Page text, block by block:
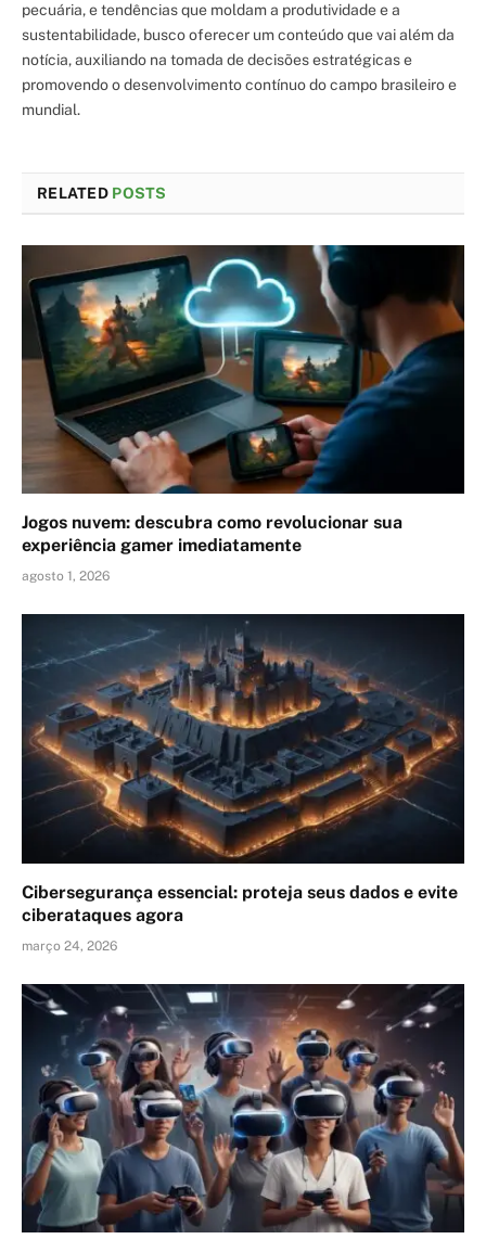
pecuária, e tendências que moldam a produtividade e a
sustentabilidade, busco oferecer um conteúdo que vai além da
notícia, auxiliando na tomada de decisões estratégicas e
promovendo o desenvolvimento contínuo do campo brasileiro e
mundial.
RELATED POSTS
Jogos nuvem: descubra como revolucionar sua
experiência gamer imediatamente
agosto 1, 2026
Cibersegurança essencial: proteja seus dados e evite
ciberataques agora
março 24, 2026